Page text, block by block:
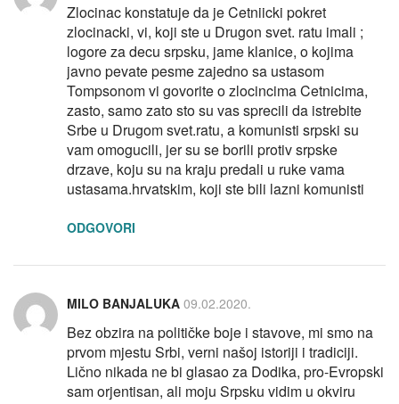
Zlocinac konstatuje da je Cetniicki pokret
zlocinacki, vi, koji ste u Drugon svet. ratu imali ;
logore za decu srpsku, jame klanice, o kojima
javno pevate pesme zajedno sa ustasom
Tompsonom vi govorite o zlocincima Cetnicima,
zasto, samo zato sto su vas sprecili da istrebite
Srbe u Drugom svet.ratu, a komunisti srpski su
vam omogucili, jer su se borili protiv srpske
drzave, koju su na kraju predali u ruke vama
ustasama.hrvatskim, koji ste bili lazni komunisti
ODGOVORI
MILO BANJALUKA 09.02.2020.
Bez obzira na političke boje i stavove, mi smo na
prvom mjestu Srbi, verni našoj istoriji i tradiciji.
Lično nikada ne bi glasao za Dodika, pro-Evropski
sam orjentisan, ali moju Srpsku vidim u okviru